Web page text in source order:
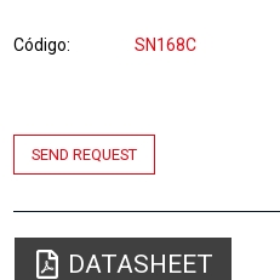
Código SN168C
SEND REQUEST
DATASHEET